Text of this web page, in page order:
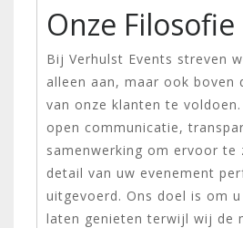
Onze Filosofie
Bij Verhulst Events streven
alleen aan, maar ook boven
van onze klanten te
open communicatie,
samenwerking om ervoor te
detail van uw evenement
uitgevoerd. Ons doel is om
laten genieten terwijl wij de